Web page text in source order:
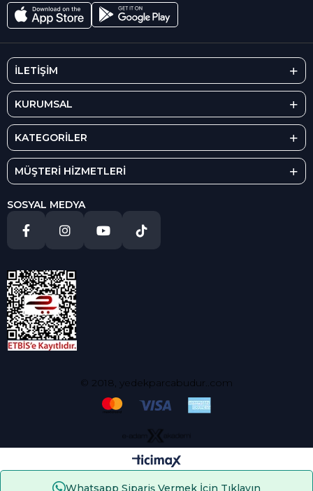
İLETİŞİM
KURUMSAL
KATEGORİLER
MÜŞTERİ HİZMETLERİ
SOSYAL MEDYA
© 2018, yedekparcabudur..com
Whatsapp Sipariş Vermek İçin Tıklayın